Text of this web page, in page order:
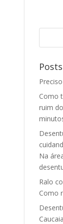
Como
ruim
Na
Ralo
Como